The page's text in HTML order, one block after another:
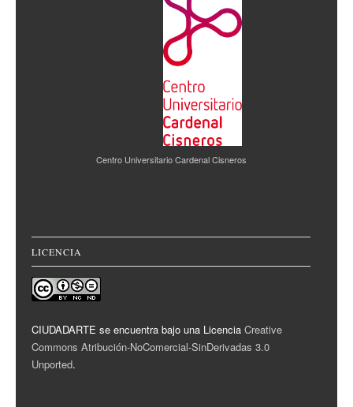
Centro Universitario Cardenal Cisneros
LICENCIA
CIUDADARTE se encuentra bajo una Licencia Creative
Commons Atribución-NoComercial-SinDerivadas 3.0
Unported.